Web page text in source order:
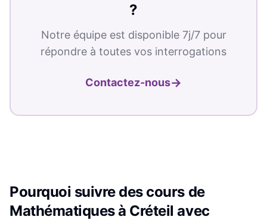
?
Notre équipe est disponible 7j/7 pour
répondre à toutes vos interrogations
Contactez-nous→
Pourquoi suivre des cours de
Mathématiquesà Créteil avec